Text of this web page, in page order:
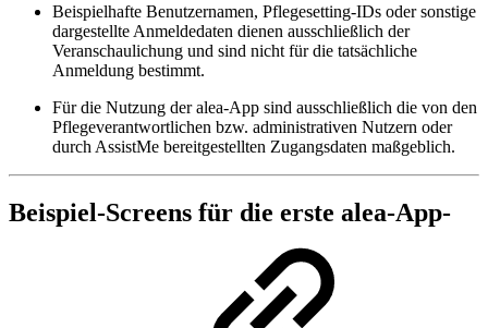
Beispielhafte Benutzernamen, Pflegesetting-IDs oder sonstige
dargestellte Anmeldedaten dienen ausschließlich der
Veranschaulichung und sind nicht für die tatsächliche
Anmeldung bestimmt.
Für die Nutzung der alea-App sind ausschließlich die von den
Pflegeverantwortlichen bzw. administrativen Nutzern oder
durch AssistMe bereitgestellten Zugangsdaten maßgeblich.
Beispiel-Screens für die erste alea-App-